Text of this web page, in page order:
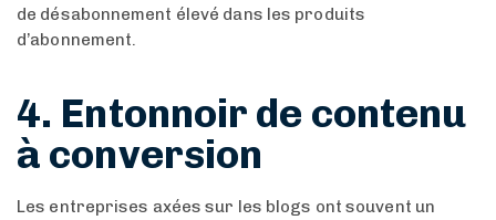
de désabonnement élevé dans les produits
d’abonnement.
4. Entonnoir de contenu
à conversion
Les entreprises axées sur les blogs ont souvent un